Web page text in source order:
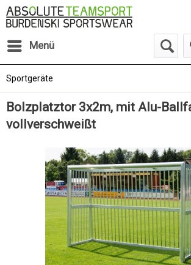
Menü
Sportgeräte
Bolzplatztor 3x2m, mit Alu-
vollverschweißt